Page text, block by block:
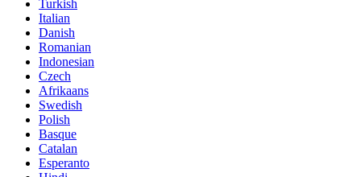
Turkish
Italian
Danish
Romanian
Indonesian
Czech
Afrikaans
Swedish
Polish
Basque
Catalan
Esperanto